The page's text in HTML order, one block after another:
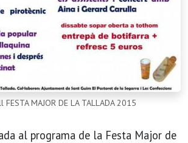
FESTA MAJOR DE LA TALLADA 2015
al programa de la Festa Major de